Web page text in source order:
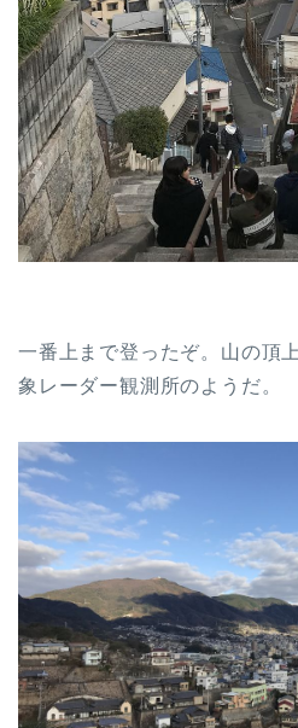
一番上まで登ったぞ。山の頂
象レーダー観測所のようだ。